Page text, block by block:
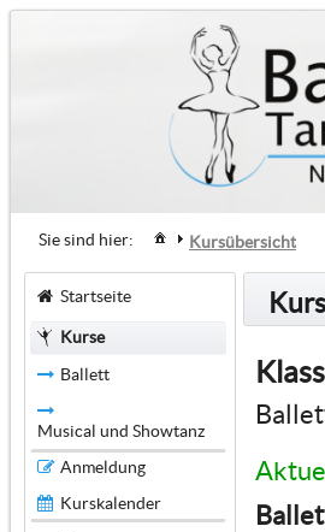
Sie sind hier: Kursübersicht
Startseite
Kurse
Ballett
Musical und Showtanz
Anmeldung
Kurskalender